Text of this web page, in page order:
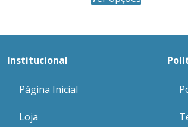
Institucional
Página Inicial
Loja